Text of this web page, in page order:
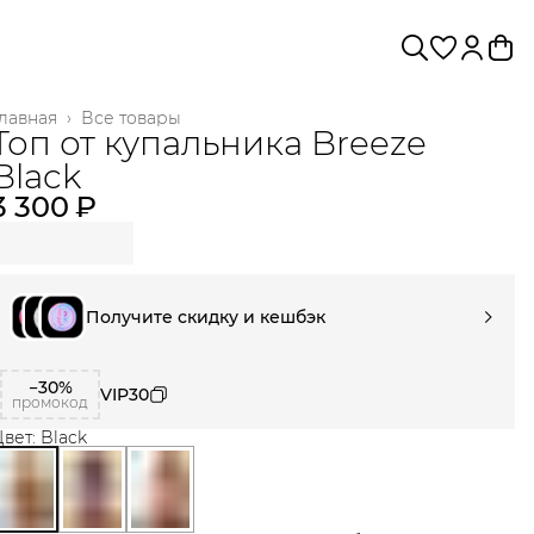
Все товары
›
от купальника Breeze
300 ₽
Получите скидку и кешбэк
−30%
промокод
VIP30
Black